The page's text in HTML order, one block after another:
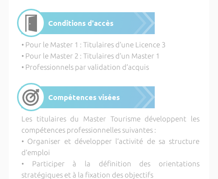
Conditions d'accès
• Pour le Master 1 : Titulaires d’une Licence 3
• Pour le Master 2 : Titulaires d’un Master 1
• Professionnels par validation d’acquis
Compétences visées
Les titulaires du Master Tourisme développent les
compétences professionnelles suivantes :
• Organiser et développer l’activité de sa structure
d’emploi
• Participer à la définition des orientations
stratégiques et à la fixation des objectifs